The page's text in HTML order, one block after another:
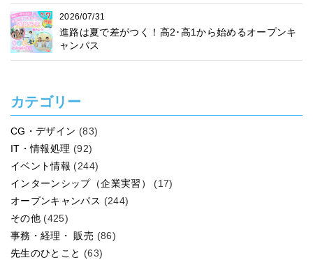
2026/07/31
進路は夏で差がつく！高2･高1から始めるオープンキ
ャンパス
カテゴリー
CG・デザイン (83)
IT・情報処理 (92)
イベント情報 (244)
インターンシップ（企業実習）
(17)
オープンキャンパス (244)
その他 (425)
事務・経理・ 販売 (86)
先生のひとこと (63)